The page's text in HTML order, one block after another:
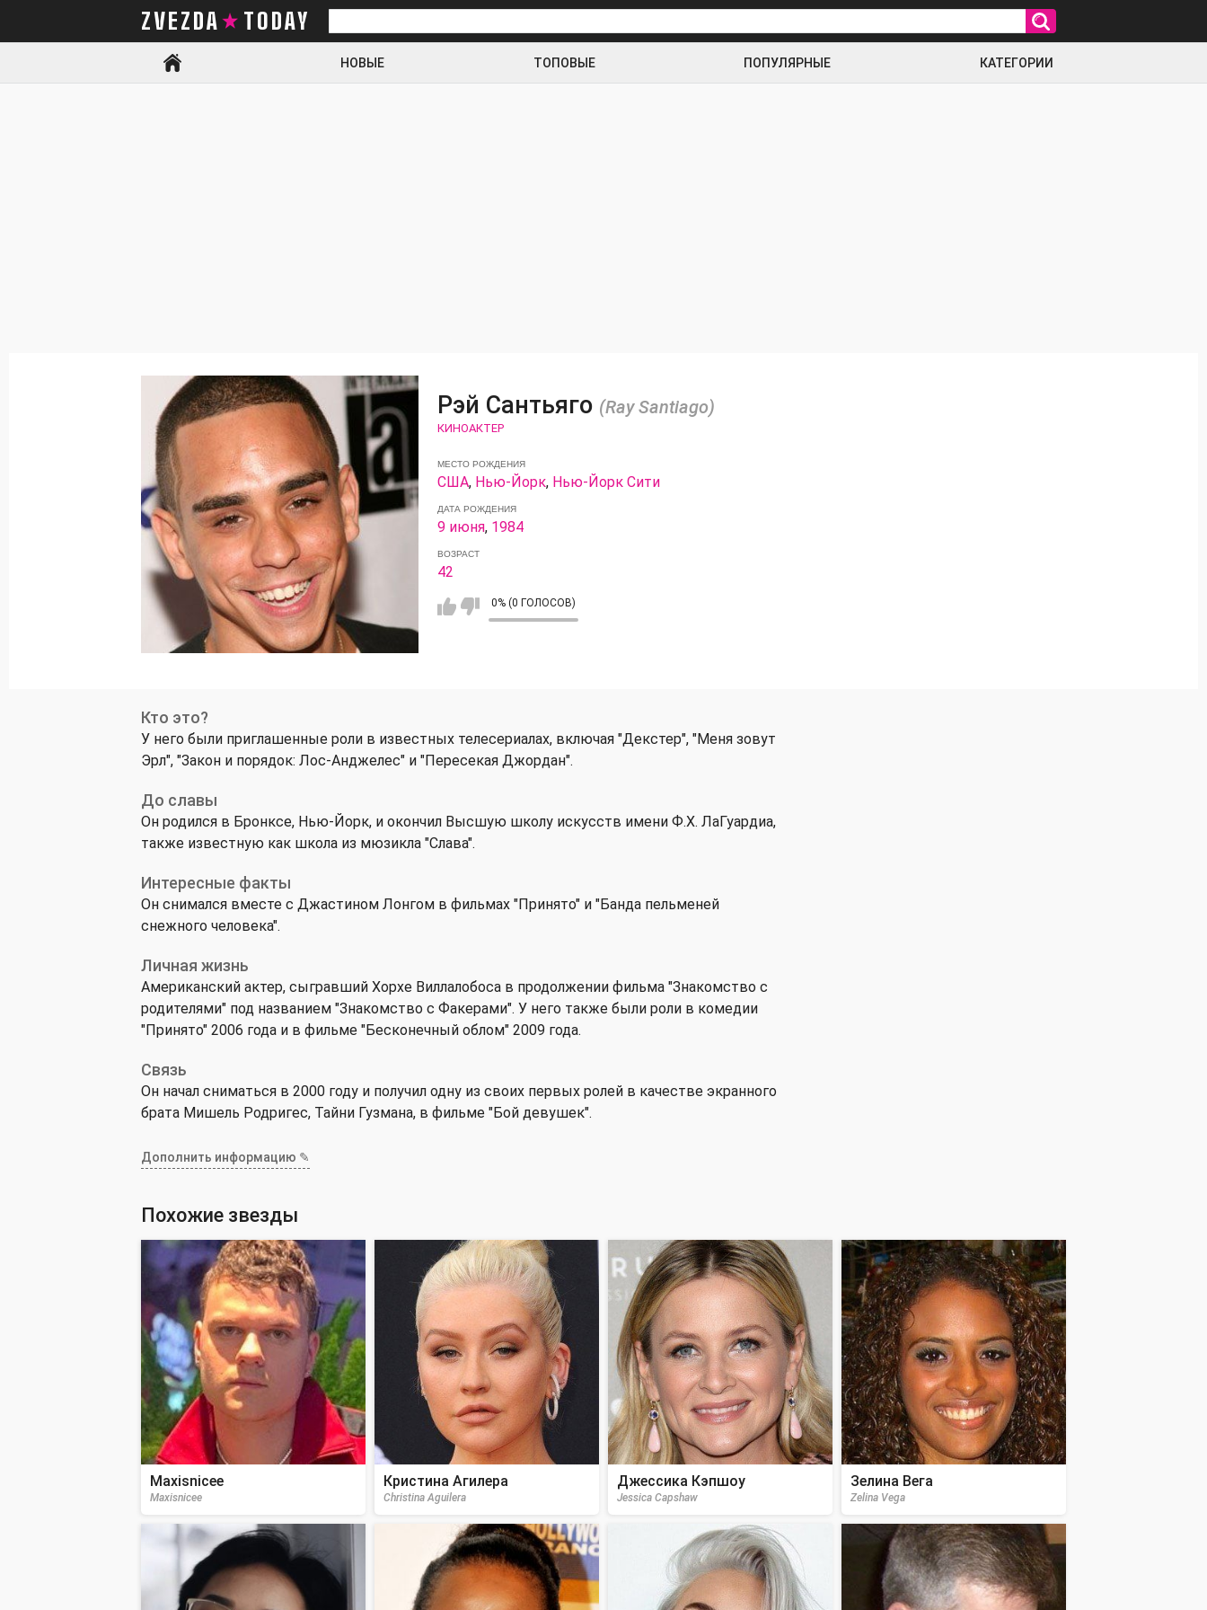
ZVEZDA TODAY
Искать
НОВЫЕ ТОПОВЫЕ ПОПУЛЯРНЫЕ КАТЕГОРИИ
Рэй Сантьяго (Ray Santiago)
КИНОАКТЕР
МЕСТО РОЖДЕНИЯ
США, Нью-Йорк, Нью-Йорк Сити
ДАТА РОЖДЕНИЯ
9 июня, 1984
ВОЗРАСТ
42
0% (0 ГОЛОСОВ)
Кто это?
У него были приглашенные роли в известных телесериалах, включая "Декстер", "Меня зовут
Эрл", "Закон и порядок: Лос-Анджелес" и "Пересекая Джордан".
До славы
Он родился в Бронксе, Нью-Йорк, и окончил Высшую школу искусств имени Ф.Х. ЛаГуардиа,
также известную как школа из мюзикла "Слава".
Интересные факты
Он снимался вместе с Джастином Лонгом в фильмах "Принято" и "Банда пельменей
снежного человека".
Личная жизнь
Американский актер, сыгравший Хорхе Виллалобоса в продолжении фильма "Знакомство с
родителями" под названием "Знакомство с Факерами". У него также были роли в комедии
"Принято" 2006 года и в фильме "Бесконечный облом" 2009 года.
Связь
Он начал сниматься в 2000 году и получил одну из своих первых ролей в качестве экранного
брата Мишель Родригес, Тайни Гузмана, в фильме "Бой девушек".
Дополнить информацию ✎
Похожие звезды
Maxisnicee
Maxisnicee
Кристина Агилера
Christina Aguilera
Джессика Кэпшоу
Jessica Capshaw
Зелина Вега
Zelina Vega